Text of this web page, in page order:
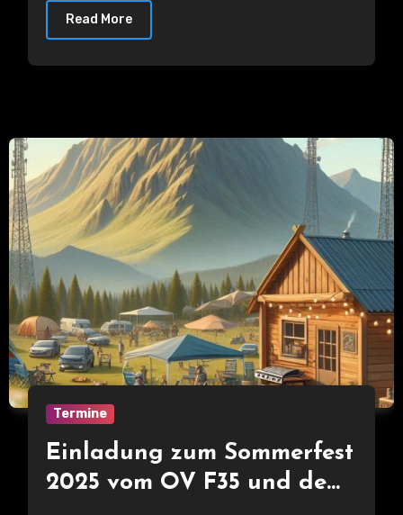
Read More
Termine
Einladung zum Sommerfest
2025 vom OV F35 und dem